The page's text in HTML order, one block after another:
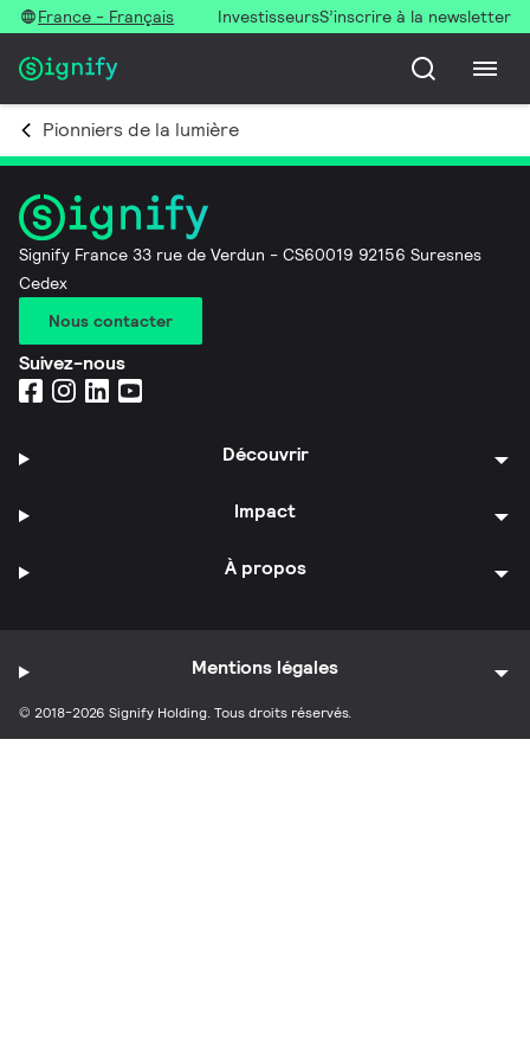
France - Français InvestisseursS’inscrire à la newsletter
Pionniers de la lumière
Signify France 33 rue de Verdun - CS60019 92156 Suresnes
Cedex
Nous contacter
Suivez-nous
Découvrir
Impact
À propos
© 2018-2026 Signify Holding. Tous droits réservés.
Mentions légales